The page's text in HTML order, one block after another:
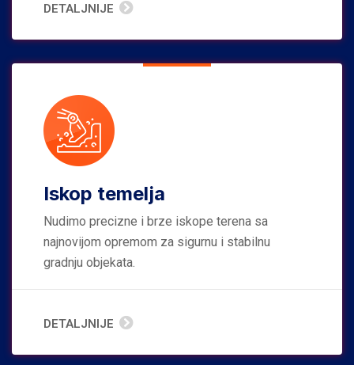
DETALJNIJE
Iskop temelja
Nudimo precizne i brze iskope terena sa
najnovijom opremom za sigurnu i stabilnu
gradnju objekata.
DETALJNIJE